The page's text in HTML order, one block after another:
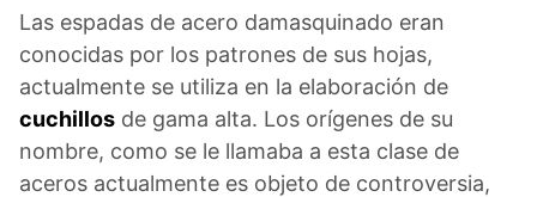
Las espadas de acero damasquinado eran
conocidas por los patrones de sus hojas,
actualmente se utiliza en la elaboración de
cuchillos de gama alta. Los orígenes de su
nombre, como se le llamaba a esta clase de
aceros actualmente es objeto de controversia,